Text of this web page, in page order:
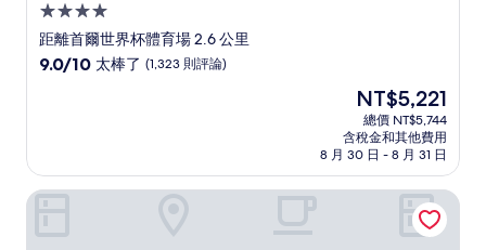
4.0
星
級
距離首爾世界杯體育場 2.6 公里
9.0
太
棒
9.0/10 太棒了 (1,323 則評論)
現
在
價
格
為
NT$5,221
NT$5,221
總價 NT$5,744
含稅金和其他費用
8 月 30 日 - 8 月 31 日
首爾弘大智選假日飯店 IHG 旗下飯店